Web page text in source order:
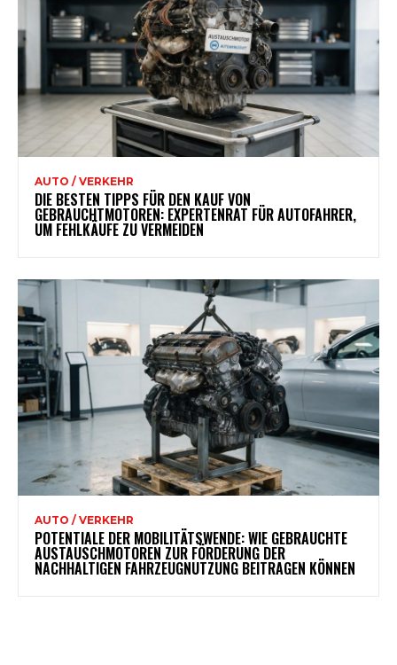
AUTO / VERKEHR
DIE BESTEN TIPPS FÜR DEN KAUF VON
GEBRAUCHTMOTOREN: EXPERTENRAT FÜR AUTOFAHRER,
UM FEHLKÄUFE ZU VERMEIDEN
AUTO / VERKEHR
POTENTIALE DER MOBILITÄTSWENDE: WIE GEBRAUCHTE
AUSTAUSCHMOTOREN ZUR FÖRDERUNG DER
NACHHALTIGEN FAHRZEUGNUTZUNG BEITRAGEN KÖNNEN